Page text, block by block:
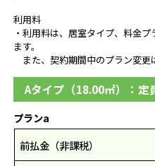
利用料
・利用料は、居室タイプ、料金
ます。
また、契約期間中のプラン変更
Aタイプ（18.00㎡）：定
プランa
前払金（非課税）